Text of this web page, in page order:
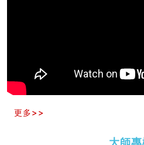
汽车风水
姓名字义玄机藏凶吉
六爻占卜预测考试结果
套房風水怎麼看？ 租屋風水禁
更多>>
大師專